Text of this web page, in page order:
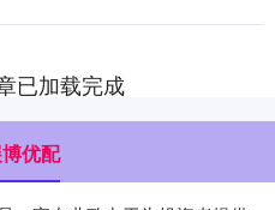
已加载完成
优配